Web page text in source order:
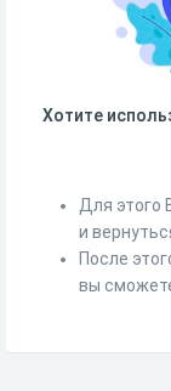
Хотите
Для этого
и
После
вы